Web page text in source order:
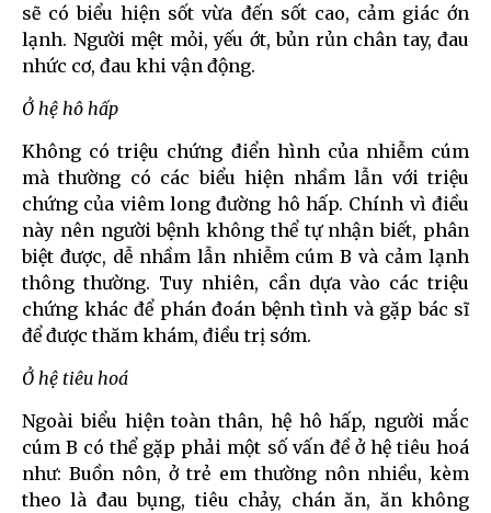
sẽ có biểu hiện sốt vừa đến sốt cao, cảm giác ớn
lạnh. Người mệt mỏi, yếu ớt, bủn rủn chân tay, đau
nhức cơ, đau khi vận động.
Ở hệ hô hấp
Không có triệu chứng điển hình của nhiễm cúm
mà thường có các biểu hiện nhầm lẫn với triệu
chứng của viêm long đường hô hấp. Chính vì điều
này nên người bệnh không thể tự nhận biết, phân
biệt được, dễ nhầm lẫn nhiễm cúm B và cảm lạnh
thông thường. Tuy nhiên, cần dựa vào các triệu
chứng khác để phán đoán bệnh tình và gặp bác sĩ
để được thăm khám, điều trị sớm.
Ở hệ tiêu hoá
Ngoài biểu hiện toàn thân, hệ hô hấp, người mắc
cúm B có thể gặp phải một số vấn đề ở hệ tiêu hoá
như: Buồn nôn, ở trẻ em thường nôn nhiều, kèm
theo là đau bụng, tiêu chảy, chán ăn, ăn không